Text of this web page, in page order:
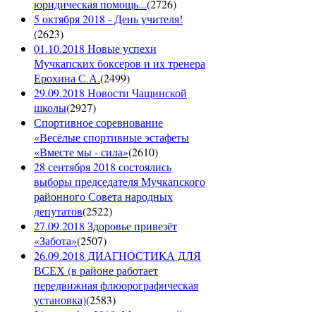
юридическая помощь...(2726)
5 октября 2018 - День учителя!
(2623)
01.10.2018 Новые успехи
Мучкапских боксеров и их тренера
Ерохина С.А.(2499)
29.09.2018 Новости Чащинской
школы(2927)
Спортивное соревнование
«Весёлые спортивные эстафеты
«Вместе мы - сила»(2610)
28 сентября 2018 состоялись
выборы председателя Мучкапского
районного Совета народных
депутатов(2522)
27.09.2018 Здоровье привезёт
«Забота»(2507)
26.09.2018 ДИАГНОСТИКА ДЛЯ
ВСЕХ (в районе работает
передвижная флюорографическая
установка)(2583)